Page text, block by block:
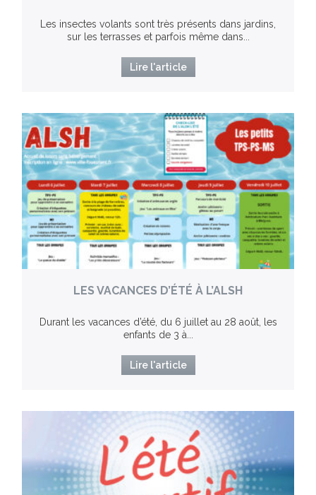
Les insectes volants sont très présents dans jardins,
sur les terrasses et parfois même dans...
Lire l'article
LES VACANCES D’ÉTÉ À L’ALSH
Durant les vacances d’été, du 6 juillet au 28 août, les
enfants de 3 à...
Lire l'article